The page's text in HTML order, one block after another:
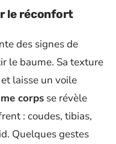
le réconfort
des signes de
le baume. Sa texture
laisse un voile
corps se révèle
: coudes, tibias,
Quelques gestes